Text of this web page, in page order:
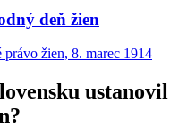
deň žien
ustanovil